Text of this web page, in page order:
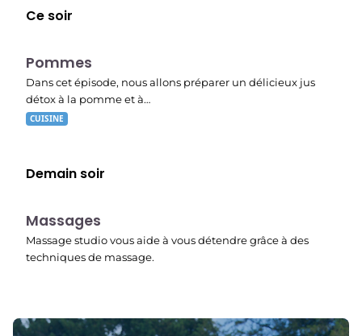
Ce soir
19:56
Pommes
Dans cet épisode, nous allons préparer un délicieux jus
détox à la pomme et à…
CUISINE
Demain soir
23:19
Massages
Massage studio vous aide à vous détendre grâce à des
techniques de massage.